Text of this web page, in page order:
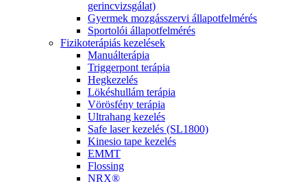
gerincvizsgálat)
Gyermek mozgásszervi állapotfelmérés
Sportolói állapotfelmérés
Fizikoterápiás kezelések
Manuálterápia
Triggerpont terápia
Hegkezelés
Lökéshullám terápia
Vörösfény terápia
Ultrahang kezelés
Safe laser kezelés (SL1800)
Kinesio tape kezelés
EMMT
Flossing
NRX®